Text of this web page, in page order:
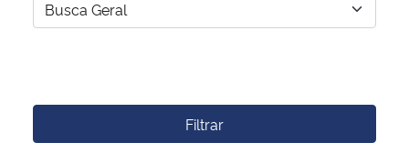
Filtrar